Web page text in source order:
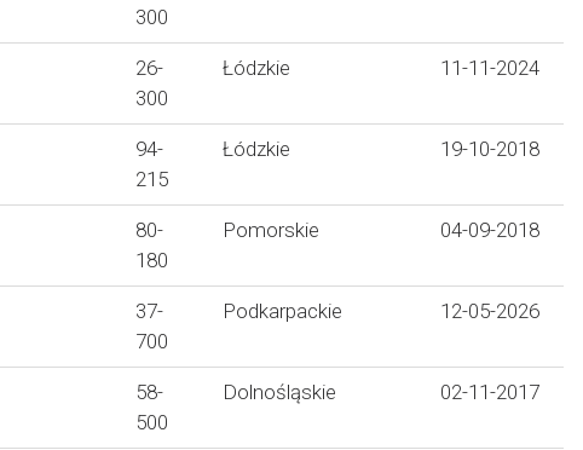
300
26-
300
Łódzkie 11-11-2024
94-
215
Łódzkie 19-10-2018
80-
180
Pomorskie 04-09-2018
37-
700
Podkarpackie 12-05-2026
58-
500
Dolnośląskie 02-11-2017